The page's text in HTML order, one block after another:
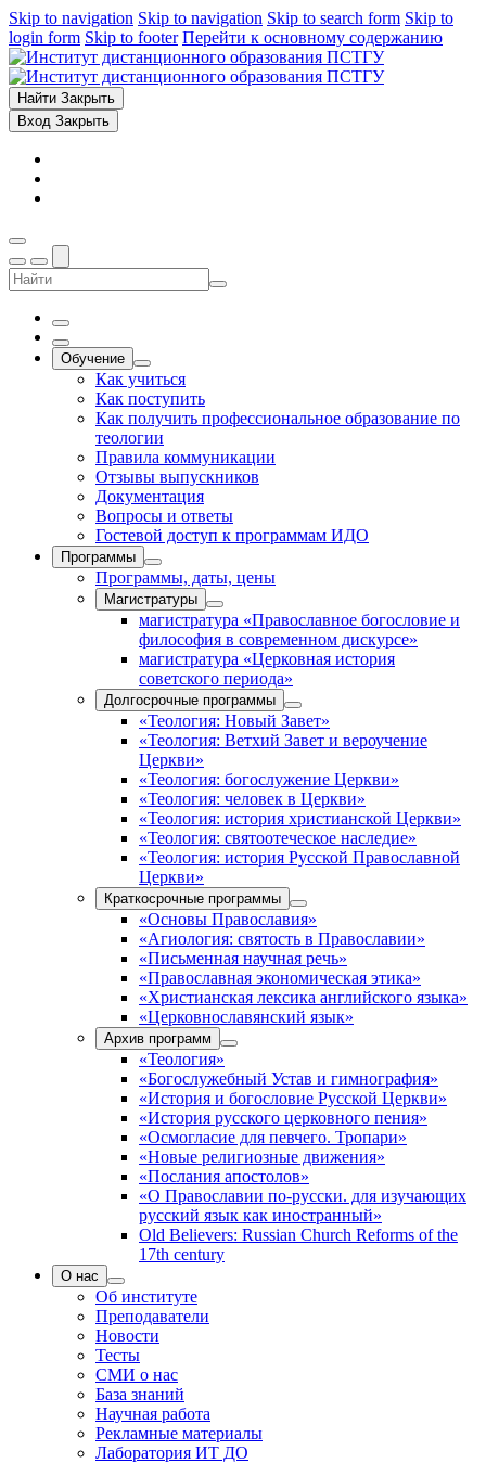
Skip to navigation Skip to navigation Skip to search form Skip to
login form Skip to footer Перейти к основному содержанию
Найти Закрыть
Вход Закрыть
Обучение
Как учиться
Как поступить
Как получить профессиональное образование по
теологии
Правила коммуникации
Отзывы выпускников
Документация
Вопросы и ответы
Гостевой доступ к программам ИДО
Программы
Программы, даты, цены
Магистратуры
магистратура «Православное богословие и
философия в современном дискурсе»
магистратура «Церковная история
советского периода»
Долгосрочные программы
«Теология: Новый Завет»
«Теология: Ветхий Завет и вероучение
Церкви»
«Теология: богослужение Церкви»
«Теология: человек в Церкви»
«Теология: история христианской Церкви»
«Теология: святоотеческое наследие»
«Теология: история Русской Православной
Церкви»
Краткосрочные программы
«Основы Православия»
«Агиология: святость в Православии»
«Письменная научная речь»
«Православная экономическая этика»
«Христианская лексика английского языка»
«Церковнославянский язык»
Архив программ
«Теология»
«Богослужебный Устав и гимнография»
«История и богословие Русской Церкви»
«История русского церковного пения»
«Осмогласие для певчего. Тропари»
«Новые религиозные движения»
«Послания апостолов»
«О Православии по-русски. для изучающих
русский язык как иностранный»
Old Believers: Russian Church Reforms of the
17th century
О нас
Об институте
Преподаватели
Новости
Тесты
СМИ о нас
База знаний
Научная работа
Рекламные материалы
Лаборатория ИТ ДО